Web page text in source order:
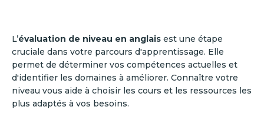
L’évaluation de niveau en anglais est une étape
cruciale dans votre parcours d'apprentissage. Elle
permet de déterminer vos compétences actuelles et
d'identifier les domaines à améliorer. Connaître votre
niveau vous aide à choisir les cours et les ressources les
plus adaptés à vos besoins.